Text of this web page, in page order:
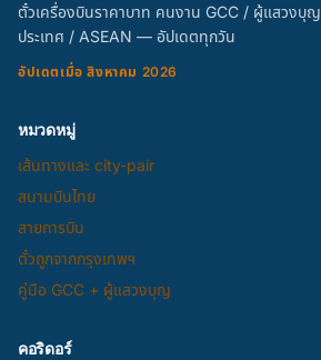
ตั๋วเครื่องบินราคาบาท คนงาน GCC / ผู้แสวงบุ
ประเทศ / ASEAN — อัปเดตทุกวัน
อัปเดตเมื่อ สิงหาคม 2026
หมวดหมู่
เส้นทางและ city-pair
สนามบินไทย
สายการบิน
ตั๋วถูกจากกรุงเทพฯ
คู่มือ GCC + ผู้แสวงบุญ
คอริดอร์